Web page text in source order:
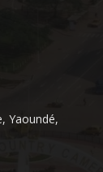
Yaoundé,